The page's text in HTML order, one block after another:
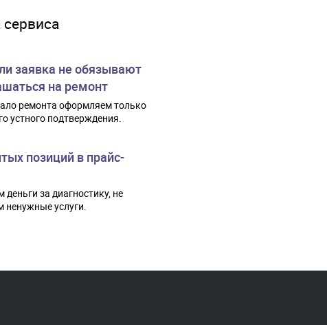
заявка не обязывают
на ремонт
ремонта оформляем только
устного подтверждения.
позиций в прайс-
за диагностику, не
ненужные услуги.